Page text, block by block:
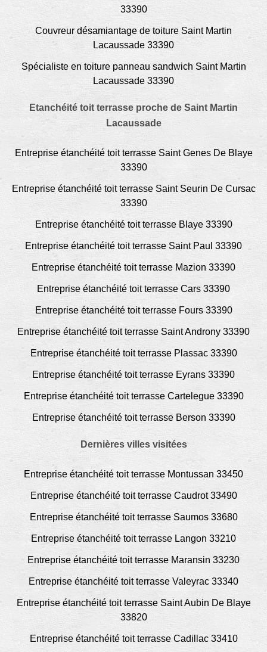
33390
Couvreur désamiantage de toiture Saint Martin
Lacaussade 33390
Spécialiste en toiture panneau sandwich Saint Martin
Lacaussade 33390
Etanchéité toit terrasse proche de Saint Martin
Lacaussade
Entreprise étanchéité toit terrasse Saint Genes De Blaye
33390
Entreprise étanchéité toit terrasse Saint Seurin De Cursac
33390
Entreprise étanchéité toit terrasse Blaye 33390
Entreprise étanchéité toit terrasse Saint Paul 33390
Entreprise étanchéité toit terrasse Mazion 33390
Entreprise étanchéité toit terrasse Cars 33390
Entreprise étanchéité toit terrasse Fours 33390
Entreprise étanchéité toit terrasse Saint Androny 33390
Entreprise étanchéité toit terrasse Plassac 33390
Entreprise étanchéité toit terrasse Eyrans 33390
Entreprise étanchéité toit terrasse Cartelegue 33390
Entreprise étanchéité toit terrasse Berson 33390
Dernières villes visitées
Entreprise étanchéité toit terrasse Montussan 33450
Entreprise étanchéité toit terrasse Caudrot 33490
Entreprise étanchéité toit terrasse Saumos 33680
Entreprise étanchéité toit terrasse Langon 33210
Entreprise étanchéité toit terrasse Maransin 33230
Entreprise étanchéité toit terrasse Valeyrac 33340
Entreprise étanchéité toit terrasse Saint Aubin De Blaye
33820
Entreprise étanchéité toit terrasse Cadillac 33410